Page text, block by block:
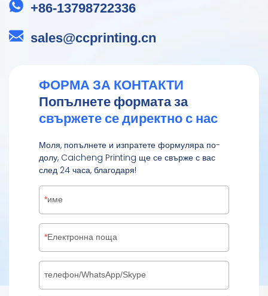
+86-13798722336
sales@ccprinting.cn
ФОРМА ЗА КОНТАКТИ
Попълнете формата за
свържете се директно с нас
Моля, попълнете и изпратете формуляра по-
долу, Caicheng Printing ще се свърже с вас
след 24 часа, благодаря!
име
Електронна поща
телефон/WhatsApp/Skype